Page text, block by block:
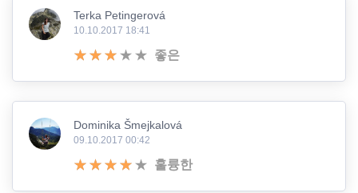
Terka Petingerová
10.10.2017 18:41
좋은
Dominika Šmejkalová
09.10.2017 00:42
훌륭한